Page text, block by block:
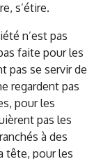
s’étire.
n’est pas
faite pour les
pas se servir de
regardent pas
pour les
pas les
à des
tête, pour les